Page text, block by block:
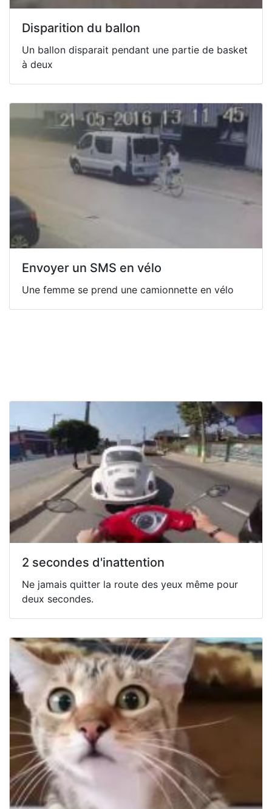
Disparition du ballon
Un ballon disparait pendant une partie de basket
à deux
Envoyer un SMS en vélo
Une femme se prend une camionnette en vélo
2 secondes d'inattention
Ne jamais quitter la route des yeux même pour
deux secondes.